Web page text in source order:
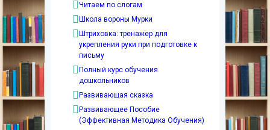
Читаем по слогам
Школа вороны Мурки
Штриховка: тренажер для
укрепления руки при подготовке к
письму
Полный курс обучения
дошкольников
Развивающая сказка
Развивающее Пособие
(Эффективная Методика Обучения)